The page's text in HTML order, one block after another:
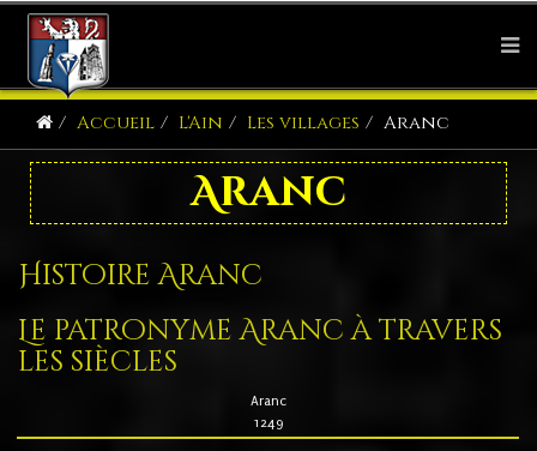
Accueil L'Ain Les villages Aranc
Aranc
Histoire Aranc
Le patronyme Aranc à travers
les siècles
Aranc
1249